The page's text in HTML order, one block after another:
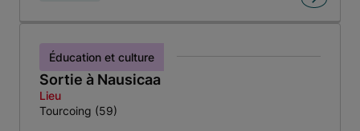
Sortie à Nausicaa
Éducation et culture
Lieu
Tourcoing (59)